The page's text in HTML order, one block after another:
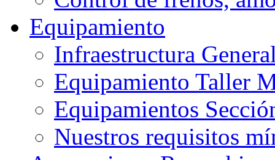
Equipamiento
Infraestructura
Equipamiento Taller
Equipamientos
Nuestros requisitos